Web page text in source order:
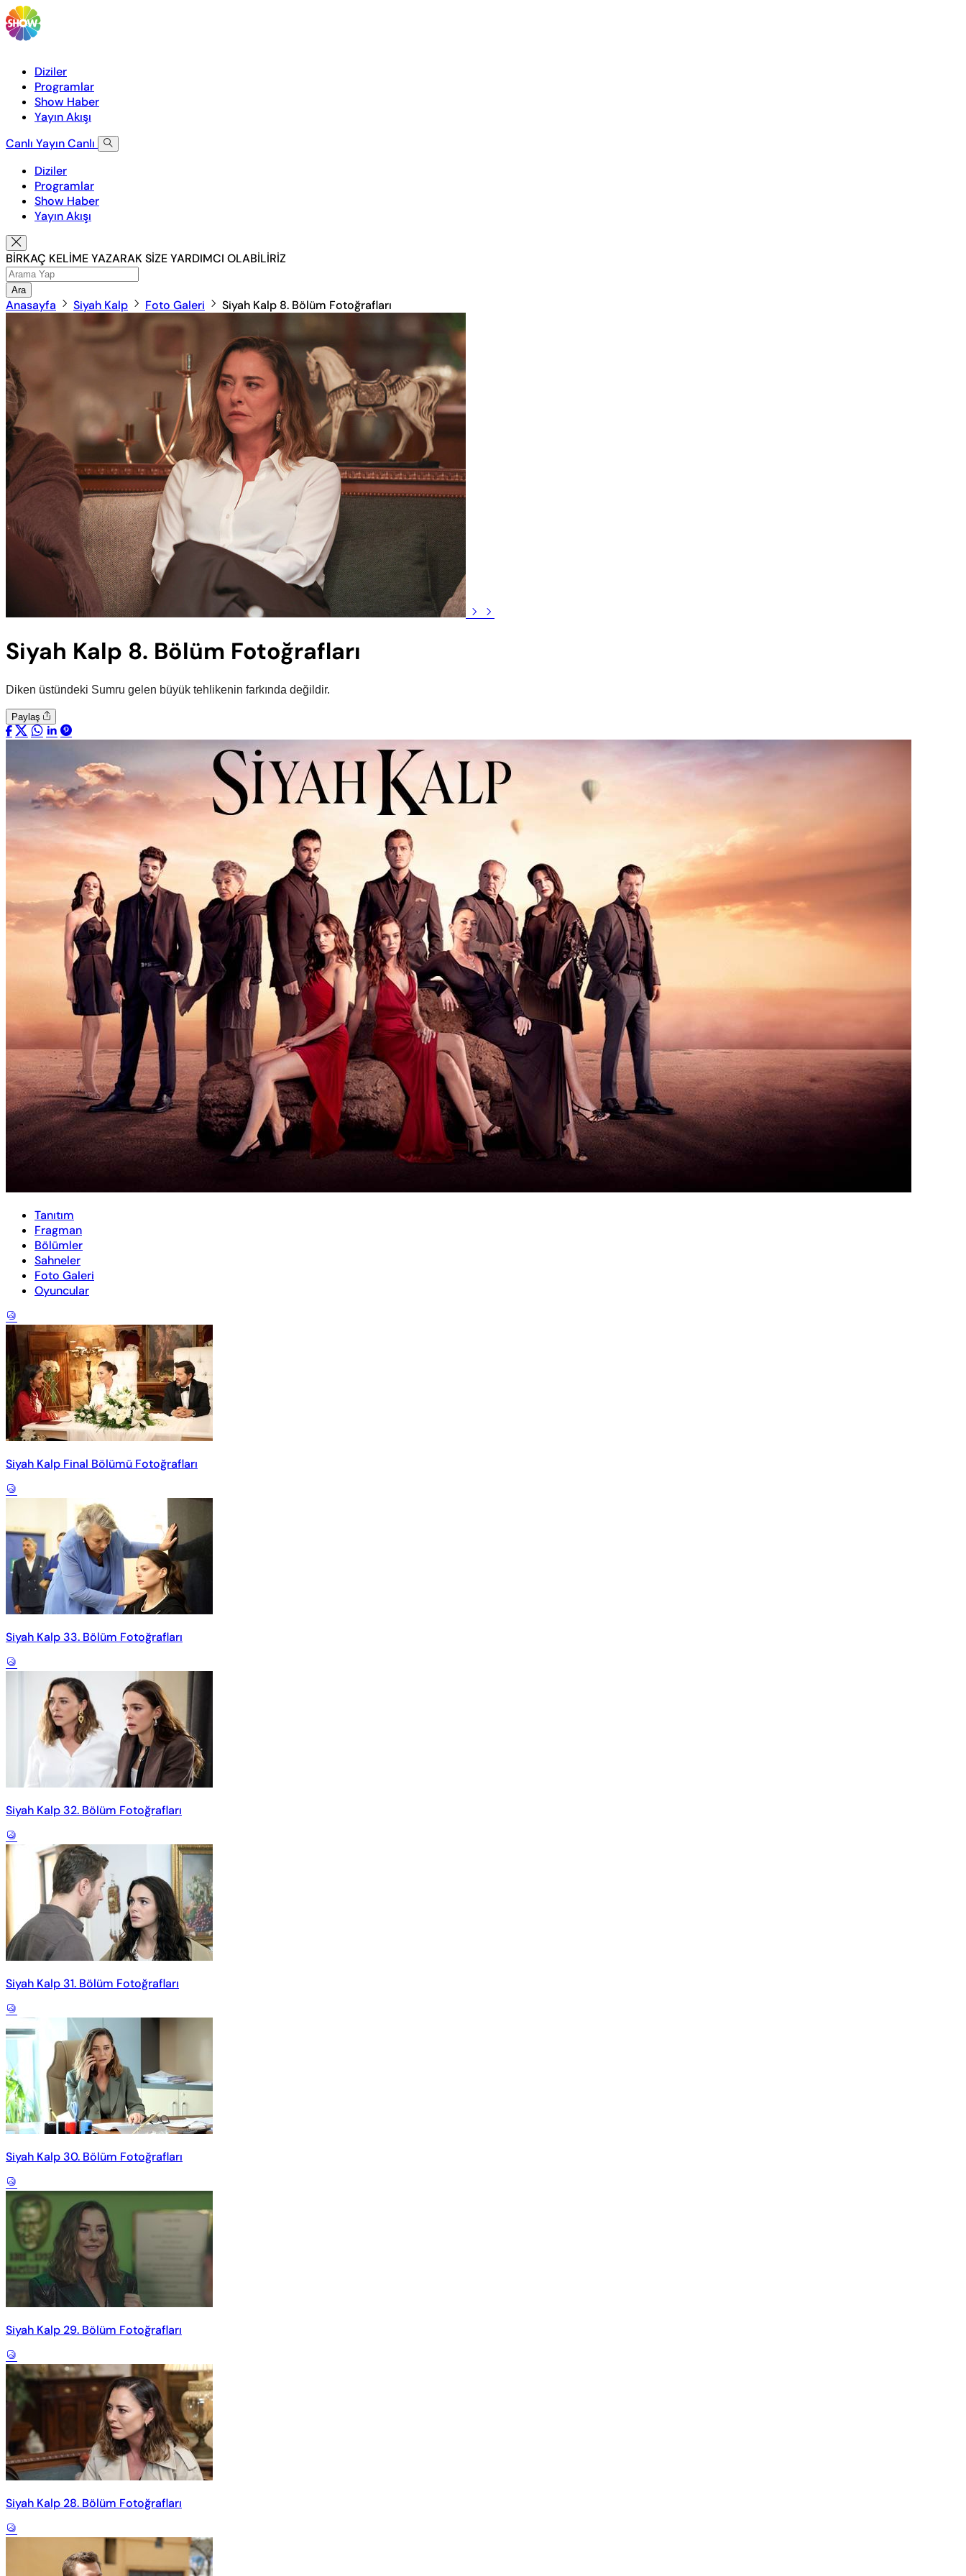
Diziler
Programlar
Show Haber
Yayın Akışı
Canlı YayınCanlı
Diziler
Programlar
Show Haber
Yayın Akışı
BİRKAÇ KELİME YAZARAK SİZE YARDIMCI OLABİLİRİZ
Ara
Anasayfa Siyah Kalp Foto Galeri Siyah Kalp 8. Bölüm Fotoğrafları
Siyah Kalp 8. Bölüm Fotoğrafları
Diken üstündeki Sumru gelen büyük tehlikenin farkında değildir.
Paylaş
Tanıtım
Fragman
Bölümler
Sahneler
Foto Galeri
Oyuncular
Siyah Kalp Final Bölümü Fotoğrafları
Siyah Kalp 33. Bölüm Fotoğrafları
Siyah Kalp 32. Bölüm Fotoğrafları
Siyah Kalp 31. Bölüm Fotoğrafları
Siyah Kalp 30. Bölüm Fotoğrafları
Siyah Kalp 29. Bölüm Fotoğrafları
Siyah Kalp 28. Bölüm Fotoğrafları